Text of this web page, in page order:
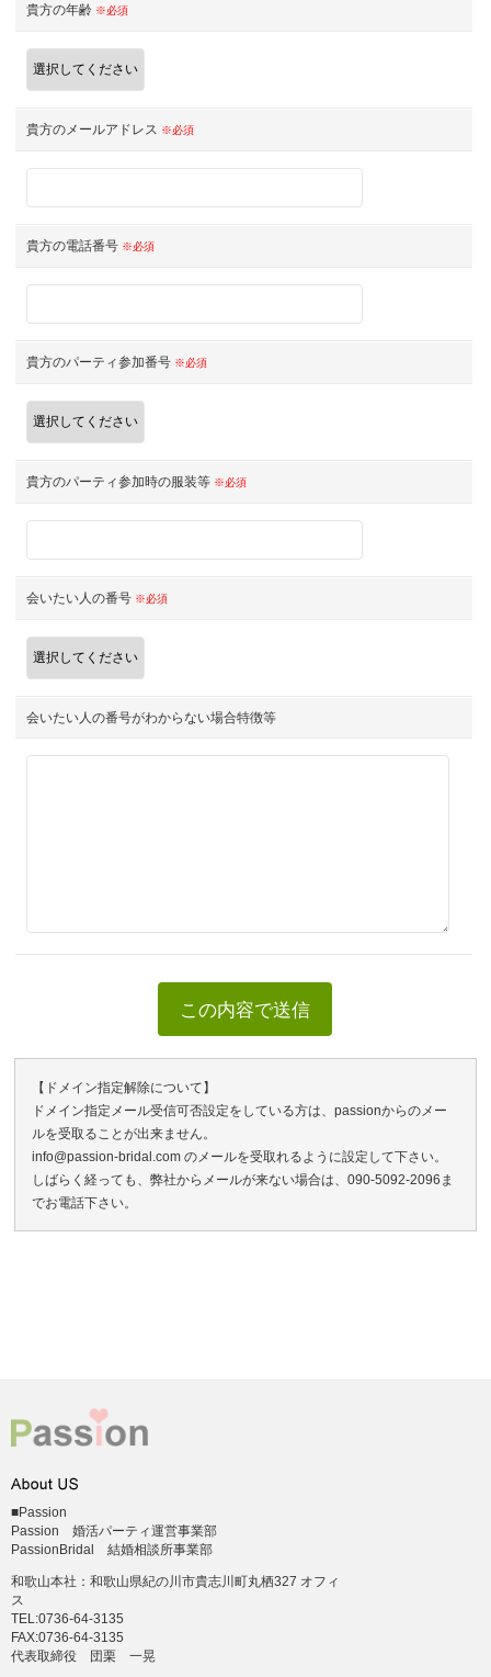
貴方の年齢 ※必須
貴方のメールアドレス ※必須
貴方の電話番号 ※必須
貴方のパーティ参加番号 ※必須
貴方のパーティ参加時の服装等 ※必須
会いたい人の番号 ※必須
会いたい人の番号がわからない場合特徴等
【ドメイン指定解除について】
ドメイン指定メール受信可否設定をしている方は、passionからのメー
ルを受取ることが出来ません。
info@passion-bridal.com のメールを受取れるように設定して下さい。
しばらく経っても、弊社からメールが来ない場合は、090-5092-2096ま
でお電話下さい。
■Passion
Passion 婚活パーティ運営事業部
PassionBridal 結婚相談所事業部
和歌山本社：和歌山県紀の川市貴志川町丸栖327 オフィ
ス
TEL:0736-64-3135
FAX:0736-64-3135
代表取締役 団栗 一晃